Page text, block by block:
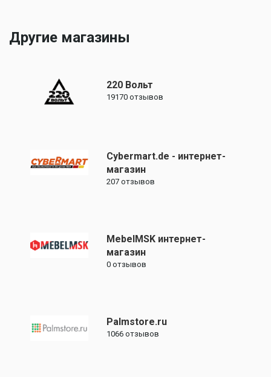
Другие магазины
220 Вольт
19170отзывов
Cybermart.de - интернет-
магазин
207отзывов
MebelMSK интернет-
магазин
0отзывов
Palmstore.ru
1066отзывов